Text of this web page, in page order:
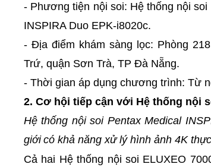
- Phương tiện nội soi: Hệ thống nội
INSPIRA Duo EPK-i8020c.
- Địa điểm khám sàng lọc: Phòng
Trứ, quận Sơn Trà, TP Đà Nẵng.
- Thời gian áp dụng chương trình: Từ
2. Cơ hội tiếp cận với Hệ thống nội
Hệ thống nội soi Pentax Medical
giới có khả năng xử lý hình ảnh 4K thực
Cả hai Hệ thống nội soi ELUXEO